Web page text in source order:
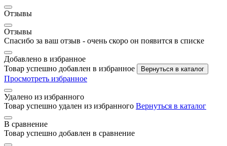
Отзывы
Отзывы
Спасибо за ваш отзыв - очень скоро он появится в списке
Добавлено в избранное
Товар успешно добавлен в избранное
Вернуться в каталог
Просмотреть избранное
Удалено из избранного
Товар успешно удален из избранного Вернуться в каталог
В сравнение
Товар успешно добавлен в сравнение